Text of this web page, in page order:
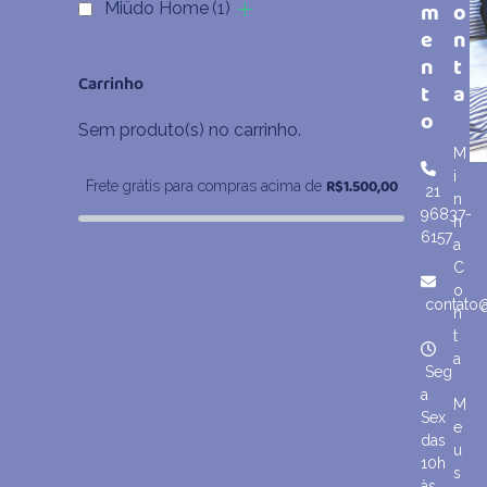
Miüdo Home (1)
Carrinho
Sem produto(s) no carrinho.
Frete grátis para compras acima de R$1.500,00
m
e
n
t
o
21
96837-
6157
Seg
a
Sex
das
10h
o
n
t
a
M
i
n
h
a
C
o
n
t
a
M
e
u
s